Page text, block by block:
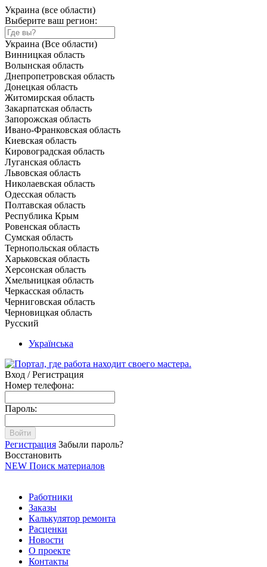
Украина (все области)
Выберите ваш регион:
Украина (Все области)
Винницкая область
Волынская область
Днепропетровская область
Донецкая область
Житомирская область
Закарпатская область
Запорожская область
Ивано-Франковская область
Киевская область
Кировоградская область
Луганская область
Львовская область
Николаевская область
Одесская область
Полтавская область
Республика Крым
Ровенская область
Сумская область
Тернопольская область
Харьковская область
Херсонская область
Хмельницкая область
Черкасская область
Черниговская область
Черновицкая область
Русский
Українська
Вход / Регистрация
Номер телефона:
Пароль:
Войти
Регистрация Забыли пароль?
Восстановить
NEW Поиск материалов
Работники
Заказы
Калькулятор ремонта
Расценки
Новости
О проекте
Контакты